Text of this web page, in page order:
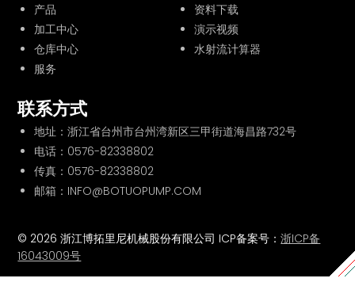
产品
加工中心
仓库中心
服务
资料下载
演示视频
水射流计算器
联系方式
地址：浙江省台州市台州湾新区三甲街道海昌路732号
电话： 0576-82338802
传真：0576-82338802
邮箱：INFO@BOTUOPUMP.COM
© 2026 浙江博拓里尼机械股份有限公司 ICP备案号：浙ICP备
16043009号